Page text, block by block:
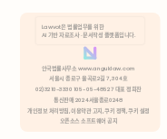
분석 쿠키 허용
Lawvot은 법률업무를 위한
AI 기반 자료조사 · 문서작성 플랫폼입니다.
안국법률사무소 www.anguklaw.com
서울시 종로구 율곡로2길 7, 304호
02)3210-3330 105-05-48527 대표 정희찬
통신판매 2024서울종로0248
개인정보 처리방침, 이용약관 고지, 쿠키 정책, 쿠키 설정
오픈소스 소프트웨어 공지